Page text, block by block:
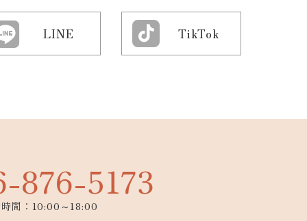
LINE TikTok
876-5173
間：10:00～18:00